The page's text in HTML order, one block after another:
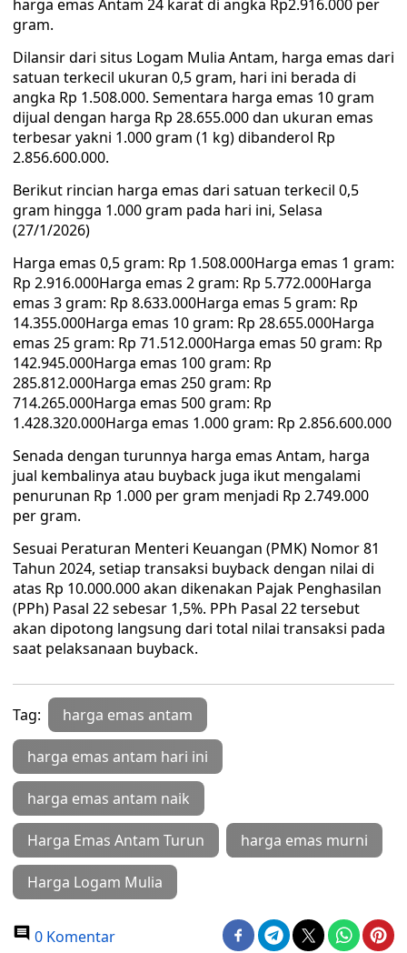
harga emas Antam 24 karat di angka Rp2.916.000 per
gram.
Dilansir dari situs Logam Mulia Antam, harga emas dari
satuan terkecil ukuran 0,5 gram, hari ini berada di
angka Rp 1.508.000. Sementara harga emas 10 gram
dijual dengan harga Rp 28.655.000 dan ukuran emas
terbesar yakni 1.000 gram (1 kg) dibanderol Rp
2.856.600.000.
Berikut rincian harga emas dari satuan terkecil 0,5
gram hingga 1.000 gram pada hari ini, Selasa
(27/1/2026)
Harga emas 0,5 gram: Rp 1.508.000Harga emas 1 gram:
Rp 2.916.000Harga emas 2 gram: Rp 5.772.000Harga
emas 3 gram: Rp 8.633.000Harga emas 5 gram: Rp
14.355.000Harga emas 10 gram: Rp 28.655.000Harga
emas 25 gram: Rp 71.512.000Harga emas 50 gram: Rp
142.945.000Harga emas 100 gram: Rp
285.812.000Harga emas 250 gram: Rp
714.265.000Harga emas 500 gram: Rp
1.428.320.000Harga emas 1.000 gram: Rp 2.856.600.000
Senada dengan turunnya harga emas Antam, harga
jual kembalinya atau buyback juga ikut mengalami
penurunan Rp 1.000 per gram menjadi Rp 2.749.000
per gram.
Sesuai Peraturan Menteri Keuangan (PMK) Nomor 81
Tahun 2024, setiap transaksi buyback dengan nilai di
atas Rp 10.000.000 akan dikenakan Pajak Penghasilan
(PPh) Pasal 22 sebesar 1,5%. PPh Pasal 22 tersebut
akan dipotong langsung dari total nilai transaksi pada
saat pelaksanaan buyback.
Tag: harga emas antam
harga emas antam hari ini
harga emas antam naik
Harga Emas Antam Turun harga emas murni
Harga Logam Mulia
0 Komentar